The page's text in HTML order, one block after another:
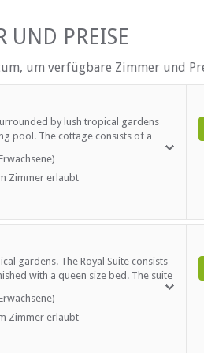
Sicherheit (Alarmanlage)
Rauchen: in abgegrenzten
Rauchen: Nicht drinnen
UND PREISE
um verfügbare Zimmer und
by lush tropical gardens
pool. The cottage consists of a
bed, fully equipped kitchen,
double sleeper couch in the lounge.
for self-catering or long term
Zimmer erlaubt
gardens. The Royal Suite consists
with a queen size bed. The suite
Suite has a private entrance
garden.
Zimmer erlaubt